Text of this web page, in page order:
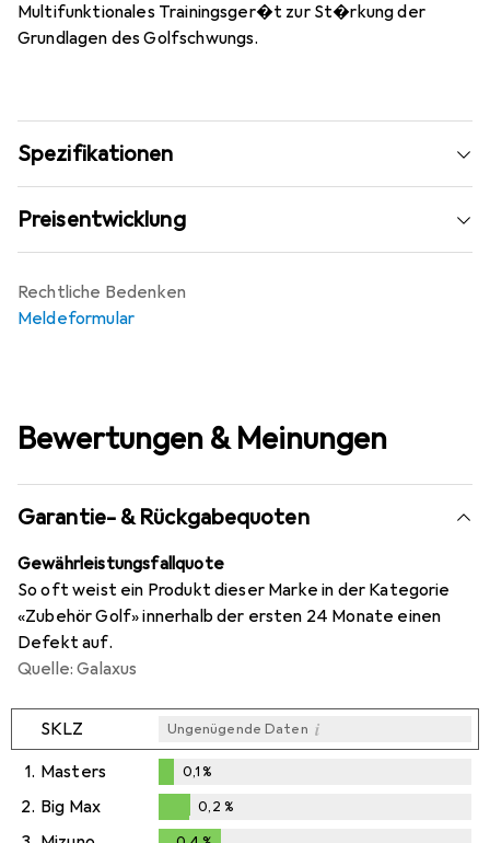
Multifunktionales Trainingsger�t zur St�rkung der
Grundlagen des Golfschwungs.
Spezifikationen
Preisentwicklung
Rechtliche Bedenken
Meldeformular
Bewertungen & Meinungen
Garantie- & Rückgabequoten
Gewährleistungsfallquote
So oft weist ein Produkt dieser Marke in der Kategorie
«Zubehör Golf» innerhalb der ersten 24 Monate einen
Defekt auf.
Quelle: Galaxus
SKLZ Ungenügende Daten i
1. Masters
%
0,1%
2. Big Max
0,2%
0,2 %